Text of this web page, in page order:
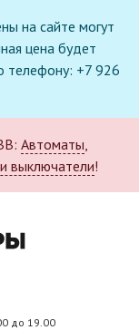
на сайте могут
цена будет
телефону: +7 926
Автоматы,
выключатели!
до 19.00